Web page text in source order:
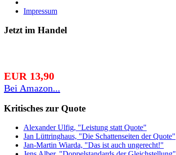
Impressum
Jetzt im Handel
EUR 13,90
Bei Amazon...
Kritisches zur Quote
Alexander Ulfig, "Leistung statt Quote"
Jan Lüttringhaus, "Die Schattenseiten der Quote"
Jan-Martin Wiarda, "Das ist auch ungerecht!"